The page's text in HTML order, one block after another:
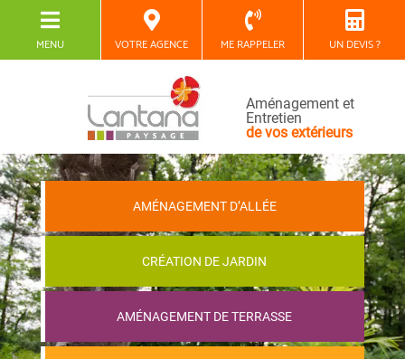
MENU VOTRE AGENCE ME RAPPELER UN DEVIS ?
Aménagement et
Entretien
de vos extérieurs
AMÉNAGEMENT D’ALLÉE
CRÉATION DE JARDIN
AMÉNAGEMENT DE TERRASSE